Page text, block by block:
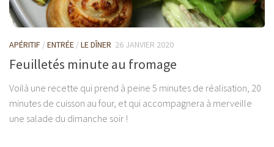
APÉRITIF /ENTRÉE /LE DÎNER 26 JANVIER 2020
Feuilletés minute au fromage
Voilà une recette qui prend à peine 5 minutes de réalisation, 20
minutes de cuisson au four, et qui accompagnera à merveille
une salade du dimanche soir !